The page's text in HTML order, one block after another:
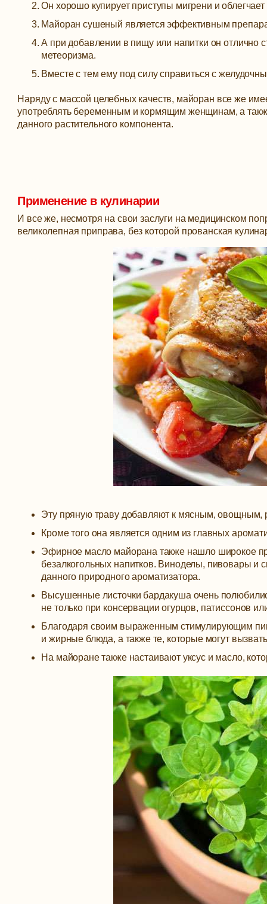
Он хорошо купирует приступы мигрени и
Майоран сушеный является эффективным
А при добавлении в пищу или напитки он отлично
метеоризма.
Вместе с тем ему под силу справиться с
Наряду с массой целебных качеств, майоран все же
употреблять беременным и кормящим женщинам, а
данного растительного компонента.
Применение в кулинарии
И все же, несмотря на свои заслуги на медицинском
великолепная приправа, без которой прованская
Эту пряную траву добавляют к мясным,
Кроме того она является одним из главных
Эфирное масло майорана также нашло широкое
безалкогольных напитков. Виноделы, пивовары и
данного природного ароматизатора.
Высушенные листочки бардакуша очень
не только при консервации огурцов, патиссонов
Благодаря своим выраженным стимулирующим
и жирные блюда, а также те, которые могут
На майоране также настаивают уксус и масло,